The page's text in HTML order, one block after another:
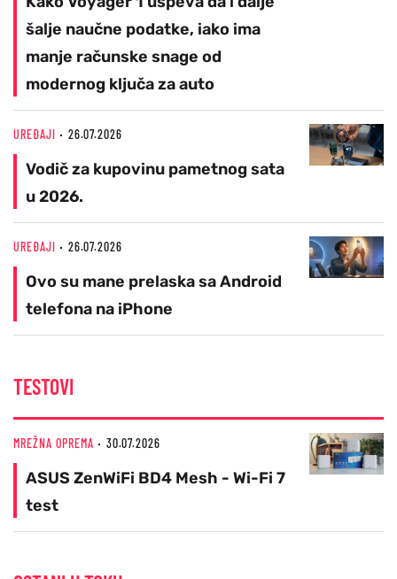
šalje naučne podatke, iako ima
manje računske snage od
modernog ključa za auto
UREĐAJI 26.07.2026
Vodič za kupovinu pametnog sata
u 2026.
UREĐAJI 26.07.2026
Ovo su mane prelaska sa Android
telefona na iPhone
TESTOVI
MREŽNA OPREMA 30.07.2026
ASUS ZenWiFi BD4 Mesh - Wi-Fi 7
test